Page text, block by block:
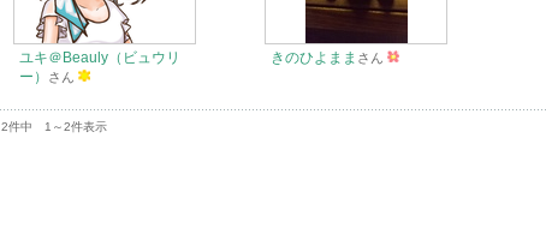
ユキ＠Beauly（ビュウリ
ー）
さん
きのひよまま さん
2件中 1～2件表示